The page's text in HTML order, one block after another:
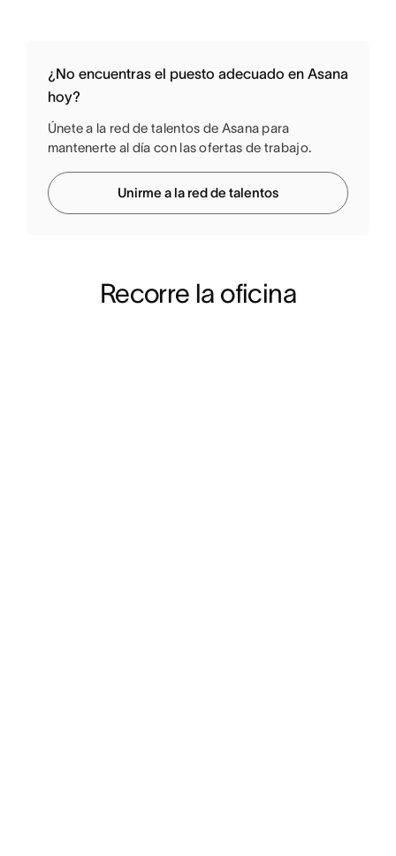
¿No encuentras el puesto adecuado en Asana
hoy?
Únete a la red de talentos de Asana para
mantenerte al día con las ofertas de trabajo.
Unirme a la red de talentos
Recorre la oficina